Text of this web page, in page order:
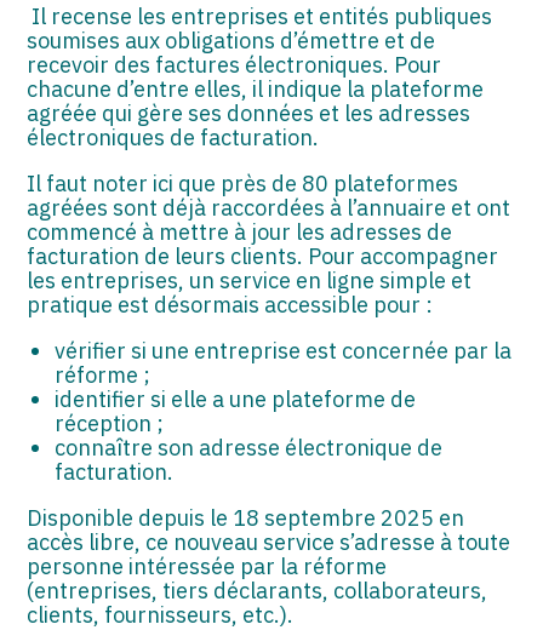
Il recense les entreprises et entités publiques
soumises aux obligations d’émettre et de
recevoir des factures électroniques. Pour
chacune d’entre elles, il indique la plateforme
agréée qui gère ses données et les adresses
électroniques de facturation.
Il faut noter ici que près de 80 plateformes
agréées sont déjà raccordées à l’annuaire et ont
commencé à mettre à jour les adresses de
facturation de leurs clients. Pour accompagner
les entreprises, un service en ligne simple et
pratique est désormais accessible pour :
vérifier si une entreprise est concernée par la
réforme ;
identifier si elle a une plateforme de
réception ;
connaître son adresse électronique de
facturation.
Disponible depuis le 18 septembre 2025 en
accès libre, ce nouveau service s’adresse à toute
personne intéressée par la réforme
(entreprises, tiers déclarants, collaborateurs,
clients, fournisseurs, etc.).